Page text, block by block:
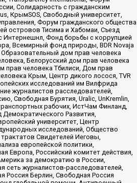
Солидарность с гражданским
КрымSOS, Свободный университет,
Форум гражданского общества
островов Тисима и Хабомаи, Съезд
Интернешнл, Фонд борьбы с коррупцией
Всемирный фонд природы, BDR Novaja
Образовательный дом прав человека
Белорусский дом прав человека
прав человека Тбилиси, Дом прав
Крым, Центр дикого лосося, TVR
исследований им Вилфрида
журналистов расследователей,
Свободная Бурятия, Uralic, UnKremlin,
рабочих, ИстЧам Финланд,
Демократического Развития,
университет, Центр
исследований, Общество
Свидетелей Иеговы,
европейской политики,
Европа, Российский комитет действия,
за демократию в России,
сеть журналистов-расследователей,
Россия Берлин, Свободная Россия